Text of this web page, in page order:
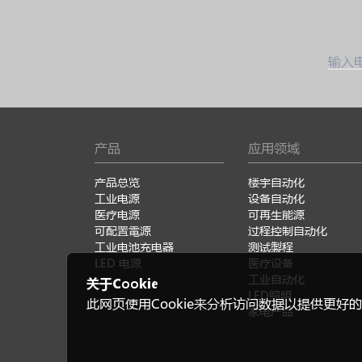
输入
产品
产品总览
工业电源
医疗电源
可配置電源
工业电池充电器
LED 电源
应用领域
楼宇自动化
设备自动化
可再生能源
过程控制自动化
测试製程
医疗设备
工业自动化
LED照明
家电产品
关于Cookie
此网页使用Cookie来分析访问数据以提供更好